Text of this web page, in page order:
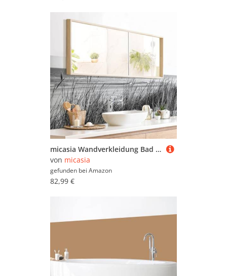
micasia Wandverkleidung Bad selbstklebend wasserfest Strand fugenlos Wandpaneel - made in Germany - Düne Hartfolie matt schwarz weiss Badrückwand Maritim statt Fliesen 1151 (190x55cm)
von micasia
gefunden bei Amazon
82,99 €